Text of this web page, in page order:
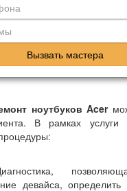
Вызвать мастера
ноутбуков Acer
В рамках услуги
девайса, определить